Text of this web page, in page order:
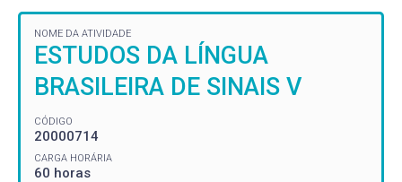
NOME DA ATIVIDADE
ESTUDOS DA LÍNGUA
BRASILEIRA DE SINAIS V
CÓDIGO
20000714
CARGA HORÁRIA
60 horas